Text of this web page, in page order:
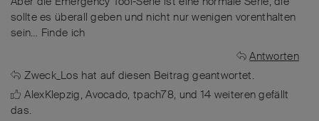
sollte es überall geben und nicht nur wenigen vorenthalten
sein… Finde ich
Antworten
Zweck_Los hat auf diesen Beitrag geantwortet.
AlexKlepzig,Avocado, tpach78, und 14 weiteren gefällt
das.